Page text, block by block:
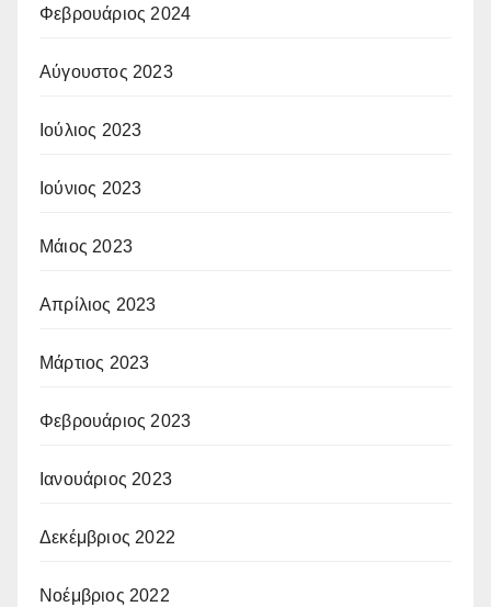
Φεβρουάριος 2024
Αύγουστος 2023
Ιούλιος 2023
Ιούνιος 2023
Μάιος 2023
Απρίλιος 2023
Μάρτιος 2023
Φεβρουάριος 2023
Ιανουάριος 2023
Δεκέμβριος 2022
Νοέμβριος 2022